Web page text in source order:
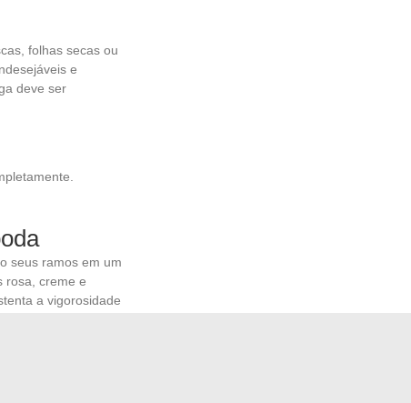
folhas secas ou
e
deve ser
seus ramos em um
rosa, creme e
a vigorosidade